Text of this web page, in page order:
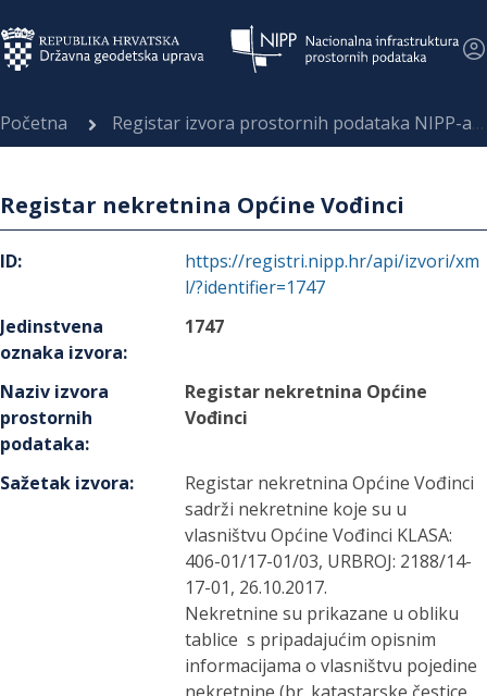
Početna Registar izvora prostornih podataka NIPP-a
Registar nekretnina Općine Vođinci
ID:
https://registri.nipp.hr/api/izvori/xm
l/?identifier=1747
Jedinstvena
oznaka izvora:
1747
Naziv izvora
prostornih
podataka:
Registar nekretnina Općine
Vođinci
Sažetak izvora:
Registar nekretnina Općine Vođinci
sadrži nekretnine koje su u
vlasništvu Općine Vođinci KLASA:
406-01/17-01/03, URBROJ: 2188/14-
17-01, 26.10.2017.
Nekretnine su prikazane u obliku
tablice s pripadajućim opisnim
informacijama o vlasništvu pojedine